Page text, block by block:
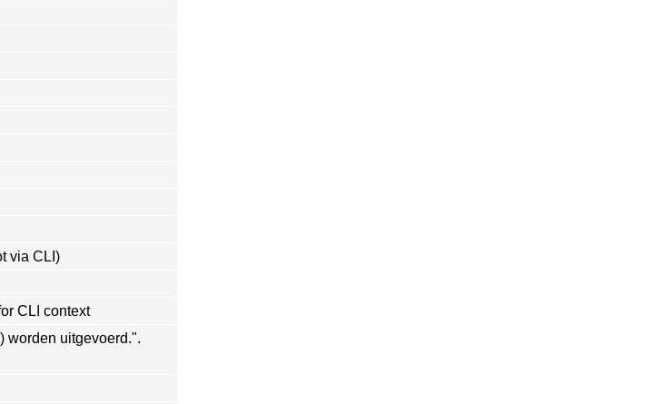
via CLI)
CLI context
worden uitgevoerd.".